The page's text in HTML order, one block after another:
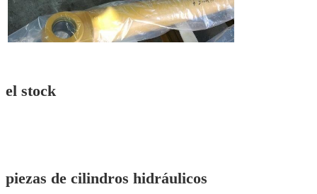
el stock
piezas de cilindros hidráulicos